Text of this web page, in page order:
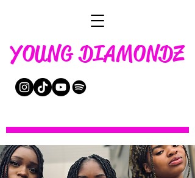
YOUNG DIAMONDZ